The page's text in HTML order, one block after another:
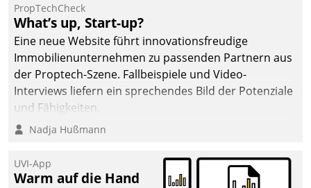
PropTechCheck
What’s up, Start-up?
Eine neue Website führt innovationsfreudige
Immobilienunternehmen zu passenden Partnern aus
der Proptech-Szene. Fallbeispiele und Video-
Interviews liefern ein sprechendes Bild der Potenziale
und Fähigkeiten.
Nadja Hußmann
UVI-App
Warm auf die Hand